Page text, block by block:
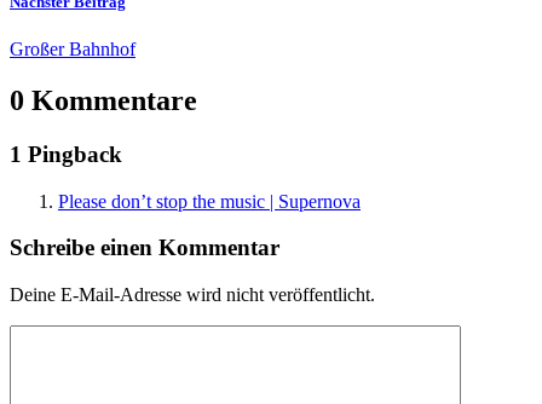
Großer Bahnhof
0 Kommentare
1 Pingback
Please don’t stop the music | Supernova
Schreibe einen Kommentar
Deine E-Mail-Adresse wird nicht veröffentlicht.